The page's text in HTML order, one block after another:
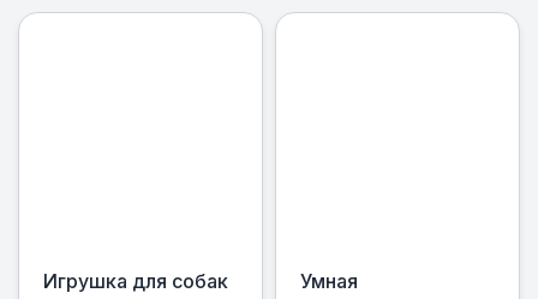
Игрушка для собак
Умная